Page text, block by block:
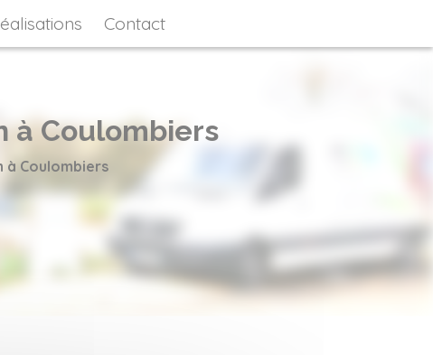
Contact
à Coulombiers
à Coulombiers